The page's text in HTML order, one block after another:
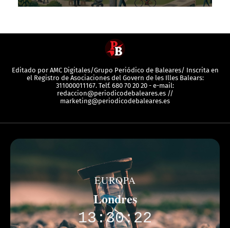
Editado por AMC Digitales/Grupo Periódico de Baleares/ Inscrita en
el Registro de Asociaciones del Govern de les Illes Balears:
311000011167. Telf. 680 70 20 20 - e-mail:
redaccion@periodicodebaleares.es //
marketing@periodicodebaleares.es
EUROPA
Londres
13:30:22